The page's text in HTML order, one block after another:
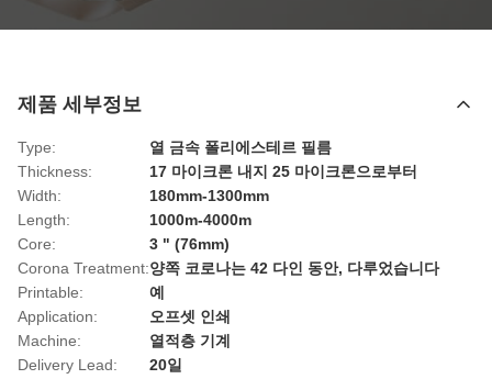
제품 세부정보
Type:
열 금속 폴리에스테르 필름
Thickness:
17 마이크론 내지 25 마이크론으로부터
Width:
180mm-1300mm
Length:
1000m-4000m
Core:
3 " (76mm)
Corona Treatment:양쪽 코로나는 42 다인 동안, 다루었습니다
Printable:
예
Application:
오프셋 인쇄
Machine:
열적층 기계
Delivery Lead:
20일